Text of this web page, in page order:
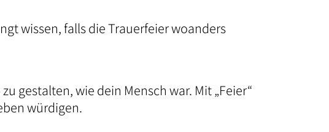
wissen, falls die Trauerfeier woanders
gestalten, wie dein Mensch war. Mit „Feier“
würdigen.